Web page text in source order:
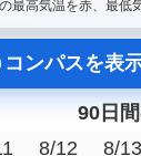
最高気温を赤、最低
コンパスを表
90日
8/12
8/13